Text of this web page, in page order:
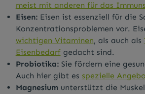
meist mit anderen für das
Eisen:Eisen ist essenziell für die
Konzentrationsproblemen vor.
wichtigen Vitaminen, als auch als
Eisenbedarfgedacht sind.
Probiotika:Sie fördern eine
Auch hier gibt es spezielle
Magnesiumunterstützt die